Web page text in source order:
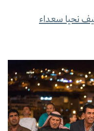
نحيا سعداء